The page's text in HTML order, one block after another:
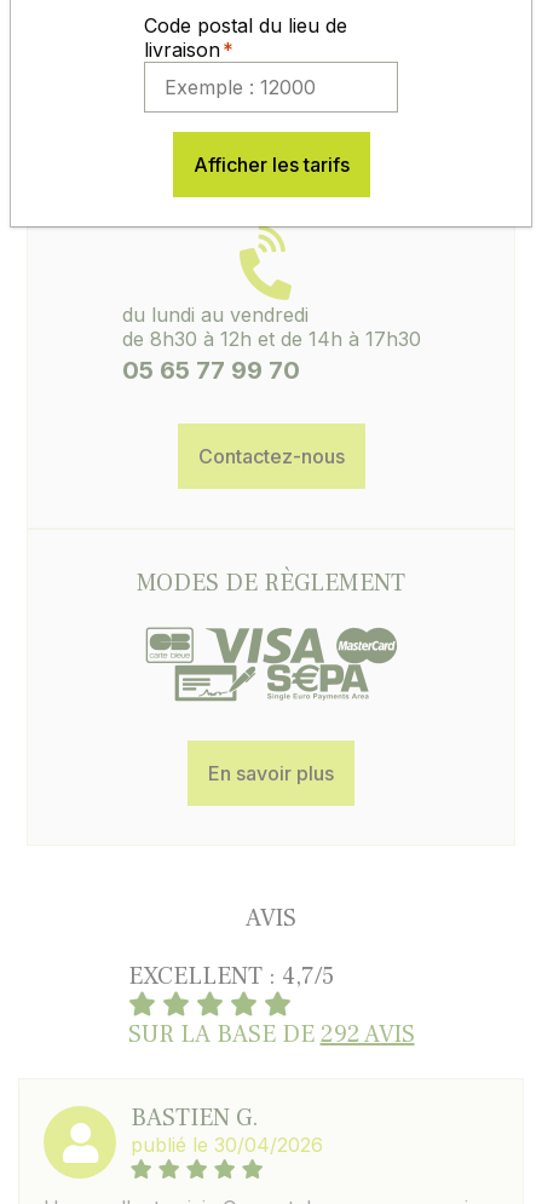
Pour nos semences certifiées, il est indispensable
de conserver l'étiquette de certification avec le
numéro de lot. Sans ces éléments, aucune
réclamation ne pourra être ouverte
du lundi au vendredi
de 8h30 à 12h et de 14h à 17h30
05 65 77 99 70
Contactez-nous
MODES DE RÈGLEMENT
En savoir plus
AVIS
EXCELLENT : 4,7/5
SUR LA BASE DE292 AVIS
BASTIEN G.
publié le 30/04/2026
Code postal du lieu de
livraison
Afficher les tarifs